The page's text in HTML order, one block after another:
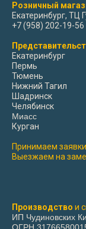
Розничный
Екатеринбург, ТЦ
+7 (958) 202-19-56
Екатеринбург
Пермь
Тюмень
Нижний Тагил
Шадринск
Челябинск
Миасс
Курган
Принимаем заявки
Выезжаем на
Производство и
ИП Чудиновских